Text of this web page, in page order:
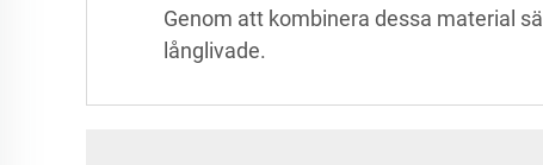
Genom att kombinera dessa material
långlivade.